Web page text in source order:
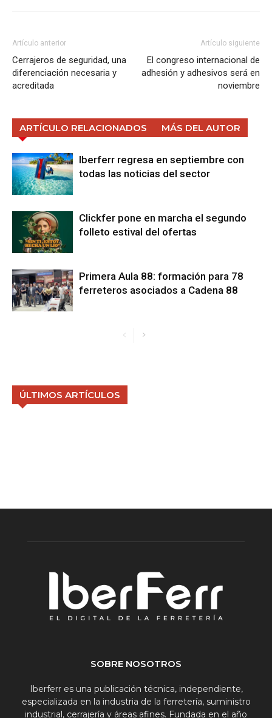
Artículo anterior
Cerrajeros de seguridad, una
diferenciación necesaria y
acreditada
Artículo siguiente
El congreso internacional de
adhesión y adhesivos será en
noviembre
ARTÍCULO RELACIONADOS MÁS DEL AUTOR
Iberferr regresa en septiembre con
todas las noticias del sector
Clickfer pone en marcha el segundo
folleto estival del ofertas
Primera Aula 88: formación para 78
ferreteros asociados a Cadena 88
ÚLTIMOS ARTÍCULOS
SOBRE NOSOTROS
Iberferr es una publicación técnica, independiente,
especializada en la industria de la ferretería, suministro
industrial, cerrajería y áreas afines. Fundada en el año